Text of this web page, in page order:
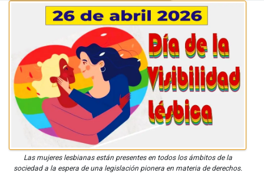
Las mujeres lesbianas están presentes en todos los ámbitos de la
sociedad a la espera de una legislación pionera en materia de derechos.